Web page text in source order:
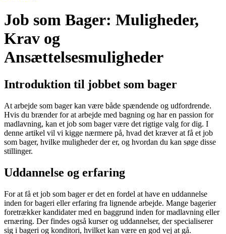
Job som Bager: Muligheder,
Krav og
Ansættelsesmuligheder
Introduktion til jobbet som bager
At arbejde som bager kan være både spændende og udfordrende.
Hvis du brænder for at arbejde med bagning og har en passion for
madlavning, kan et job som bager være det rigtige valg for dig. I
denne artikel vil vi kigge nærmere på, hvad det kræver at få et job
som bager, hvilke muligheder der er, og hvordan du kan søge disse
stillinger.
Uddannelse og erfaring
For at få et job som bager er det en fordel at have en uddannelse
inden for bageri eller erfaring fra lignende arbejde. Mange bagerier
foretrækker kandidater med en baggrund inden for madlavning eller
ernæring. Der findes også kurser og uddannelser, der specialiserer
sig i bageri og konditori, hvilket kan være en god vej at gå.